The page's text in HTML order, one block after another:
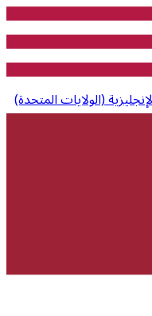
(الولايات المتحدة)